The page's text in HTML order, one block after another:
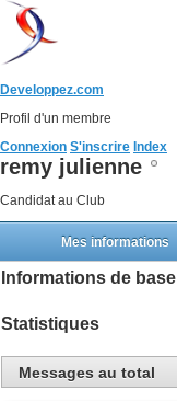
Developpez.com
Profil d'un membre
Connexion S'inscrire Index
remy julienne
Candidat au Club
Mes informations
Informations de base
Statistiques
Messages au total